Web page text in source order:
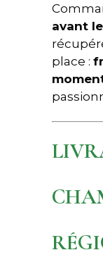
avant
place :